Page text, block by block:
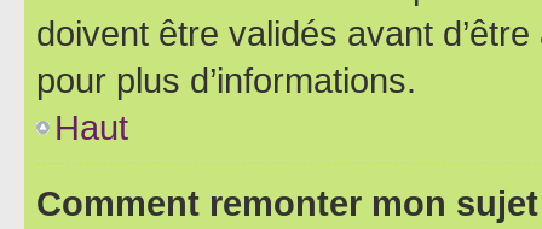
doivent être validés avant
pour plus d’informations.
Haut
Comment remonter mon